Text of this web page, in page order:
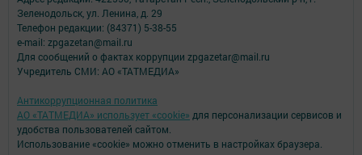
Зеленодольск, ул. Ленина, д. 29
Телефон редакции: (84371) 5-38-55
e-mail: zpgazetan@mail.ru
Для сообщений о фактах коррупции zpgazetar@mail.ru
Учредитель СМИ: АО «ТАТМЕДИА»
Антикоррупционная политика
АО «ТАТМЕДИА» использует «cookie» для персонализации сервисов и
удобства пользователей сайтом.
Использование «cookie» можно отменить в настройках браузера.